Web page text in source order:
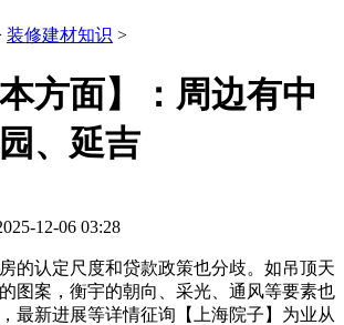
装修建材知识 >
本方面】：周边有中
、延吉
12-06 03:28
认定尺度和贷款政策也分歧。如吊顶天
图案，衡宇的朝向、采光、通风等要素也
最新进展等详情征询【上海院子】为业从